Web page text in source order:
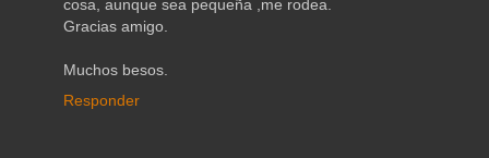
cosa, aunque sea pequeña ,me rodea.
Gracias amigo.
Muchos besos.
Responder